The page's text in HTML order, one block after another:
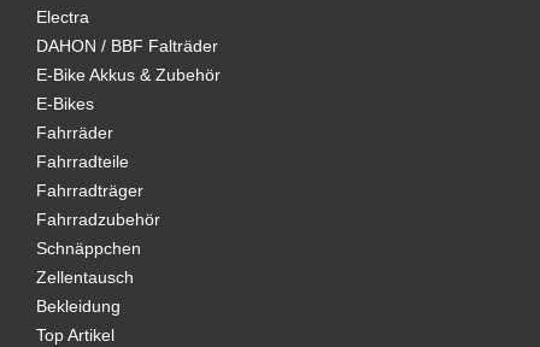
Electra
DAHON / BBF Falträder
E-Bike Akkus & Zubehör
E-Bikes
Fahrräder
Fahrradteile
Fahrradträger
Fahrradzubehör
Schnäppchen
Zellentausch
Bekleidung
Top Artikel